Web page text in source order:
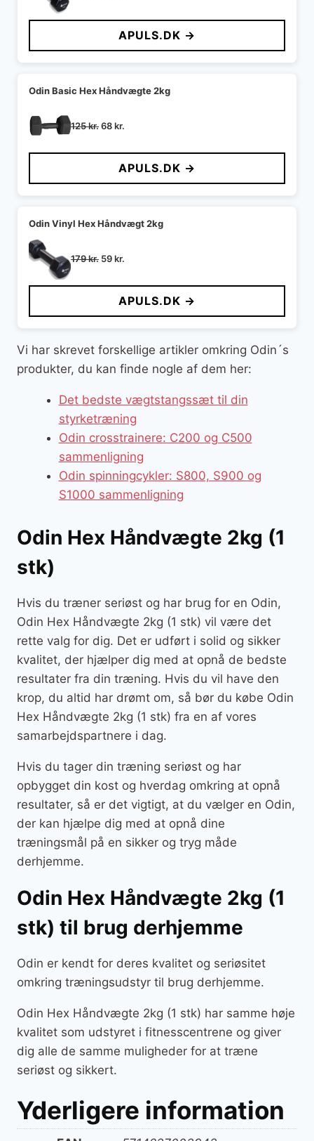
pris
149 kr..
pris
er:
39 kr..
APULS.DK →
Odin Basic Hex Håndvægte 2kg
125kr.Den
pris
125 kr..
68kr.
pris
er:
68 kr..
APULS.DK →
Odin Vinyl Hex Håndvægt 2kg
179kr. Den
pris
179 kr..
59kr.
pris
er:
59 kr..
APULS.DK →
Vi har skrevet forskellige artikler omkring Odin´s
produkter, du kan finde nogle af dem her:
Det bedste vægtstangssæt til din
styrketræning
Odin crosstrainere: C200 og C500
sammenligning
Odin spinningcykler: S800, S900 og
S1000 sammenligning
Odin Hex Håndvægte 2kg (1
stk)
Hvis du træner seriøst og har brug for en Odin,
Odin Hex Håndvægte 2kg (1 stk) vil være det
rette valg for dig. Det er udført i solid og sikker
kvalitet, der hjælper dig med at opnå de bedste
resultater fra din træning. Hvis du vil have den
krop, du altid har drømt om, så bør du købe Odin
Hex Håndvægte 2kg (1 stk) fra en af vores
samarbejdspartnere i dag.
Hvis du tager din træning seriøst og har
opbygget din kost og hverdag omkring at opnå
resultater, så er det vigtigt, at du vælger en Odin,
der kan hjælpe dig med at opnå dine
træningsmål på en sikker og tryg måde
derhjemme.
Odin Hex Håndvægte 2kg (1
stk) til brug derhjemme
Odin er kendt for deres kvalitet og seriøsitet
omkring træningsudstyr til brug derhjemme.
Odin Hex Håndvægte 2kg (1 stk) har samme høje
kvalitet som udstyret i fitnesscentrene og giver
dig alle de samme muligheder for at træne
seriøst og sikkert.
Yderligere information